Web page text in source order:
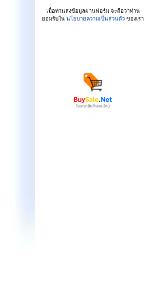
เมื่อท่านส่งข้อมูลผ่านฟอร์ม จะถือว่าท่าน
ยอมรับใน นโยบายความเป็นส่วนตัวของเรา